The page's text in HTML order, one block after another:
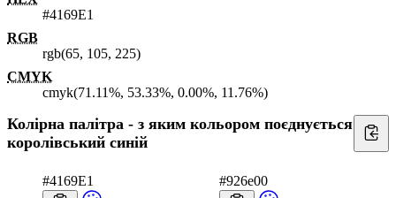
#4169E1
RGB
rgb(65, 105, 225)
CMYK
cmyk(71.11%, 53.33%, 0.00%, 11.76%)
Колірна палітра - з яким кольором поєднується
королівський синій
#4169E1 #926e00